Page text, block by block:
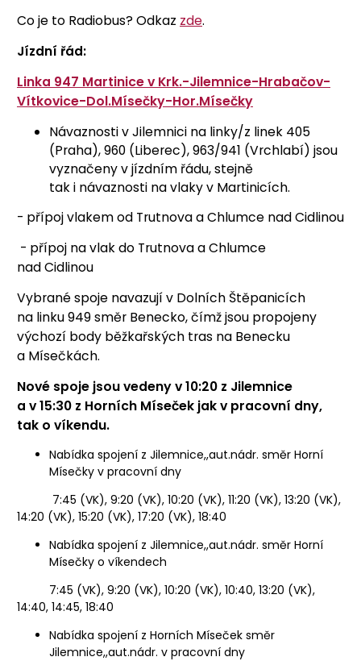
Co je to Radiobus? Odkaz zde.
Jízdní řád:
Linka 947 Martinice v Krk.-Jilemnice-Hrabačov-
Vítkovice-Dol.Mísečky-Hor.Mísečky
Návaznosti v Jilemnici na linky/z linek 405
(Praha), 960 (Liberec), 963/941 (Vrchlabí) jsou
vyznačeny v jízdním řádu, stejně
tak i návaznosti na vlaky v Martinicích.
- přípoj vlakem od Trutnova a Chlumce nad Cidlinou
- přípoj na vlak do Trutnova a Chlumce
nad Cidlinou
Vybrané spoje navazují v Dolních Štěpanicích
na linku 949 směr Benecko, čímž jsou propojeny
výchozí body běžkařských tras na Benecku
a Mísečkách.
Nové spoje jsou vedeny v 10:20 z Jilemnice
a v 15:30 z Horních Míseček jak v pracovní dny,
tak o víkendu.
Nabídka spojení z Jilemnice,,aut.nádr. směr Horní
Mísečky v pracovní dny
7:45 (VK), 9:20 (VK), 10:20 (VK), 11:20 (VK), 13:20 (VK),
14:20 (VK), 15:20 (VK), 17:20 (VK), 18:40
Nabídka spojení z Jilemnice,,aut.nádr. směr Horní
Mísečky o víkendech
7:45 (VK), 9:20 (VK), 10:20 (VK), 10:40, 13:20 (VK),
14:40, 14:45, 18:40
Nabídka spojení z Horních Míseček směr
Jilemnice,,aut.nádr. v pracovní dny